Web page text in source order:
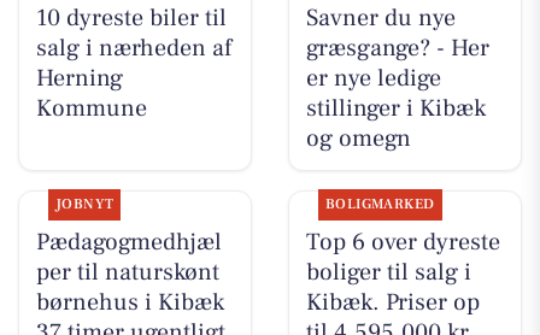
10 dyreste biler til
salg i nærheden af
Herning
Kommune
Savner du nye
græsgange? - Her
er nye ledige
stillinger i Kibæk
og omegn
JOBNYT
Pædagogmedhjæl
per til naturskønt
børnehus i Kibæk
BOLIGMARKED
Top 6 over dyreste
boliger til salg i
Kibæk. Priser op